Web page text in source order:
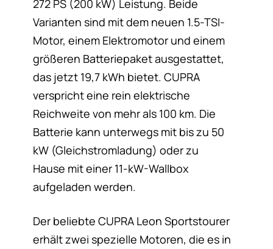
272 PS (200 kW) Leistung. Beide
Varianten sind mit dem neuen 1.5-TSI-
Motor, einem Elektromotor und einem
größeren Batteriepaket ausgestattet,
das jetzt 19,7 kWh bietet. CUPRA
verspricht eine rein elektrische
Reichweite von mehr als 100 km. Die
Batterie kann unterwegs mit bis zu 50
kW (Gleichstromladung) oder zu
Hause mit einer 11-kW-Wallbox
aufgeladen werden.
Der beliebte CUPRA Leon Sportstourer
erhält zwei spezielle Motoren, die es in